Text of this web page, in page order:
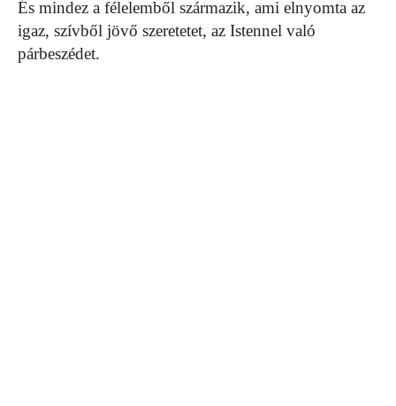
És mindez a félelemből származik, ami elnyomta az
igaz, szívből jövő szeretetet, az Istennel való
párbeszédet.